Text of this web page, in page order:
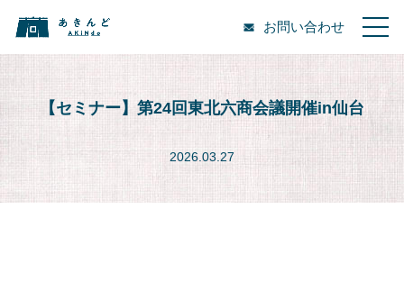
お問い合わせ
【セミナー】第24回東北六商会議開催in仙台
2026.03.27